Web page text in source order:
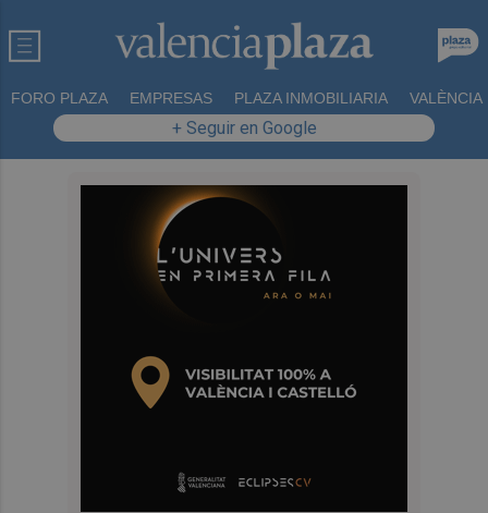
FORO PLAZA EMPRESAS PLAZA INMOBILIARIA VALÈNCIA
+ Seguir en Google